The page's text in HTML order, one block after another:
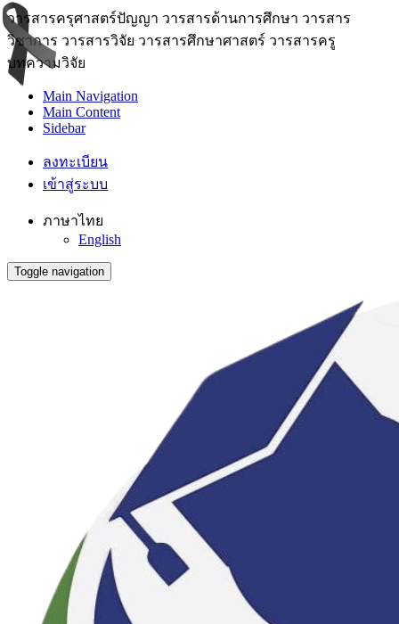
วารสารครุศาสตร์ปัญญา วารสารด้านการศึกษา วารสาร
วิชาการ วารสารวิจัย วารสารศึกษาศาสตร์ วารสารครู
บทความวิจัย
Main Navigation
Main Content
Sidebar
ลงทะเบียน
เข้าสู่ระบบ
ภาษาไทย
English
Toggle navigation